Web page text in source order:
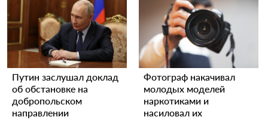
Путин заслушал доклад
об обстановке на
добропольском
направлении
Фотограф накачивал
молодых моделей
наркотиками и
насиловал их